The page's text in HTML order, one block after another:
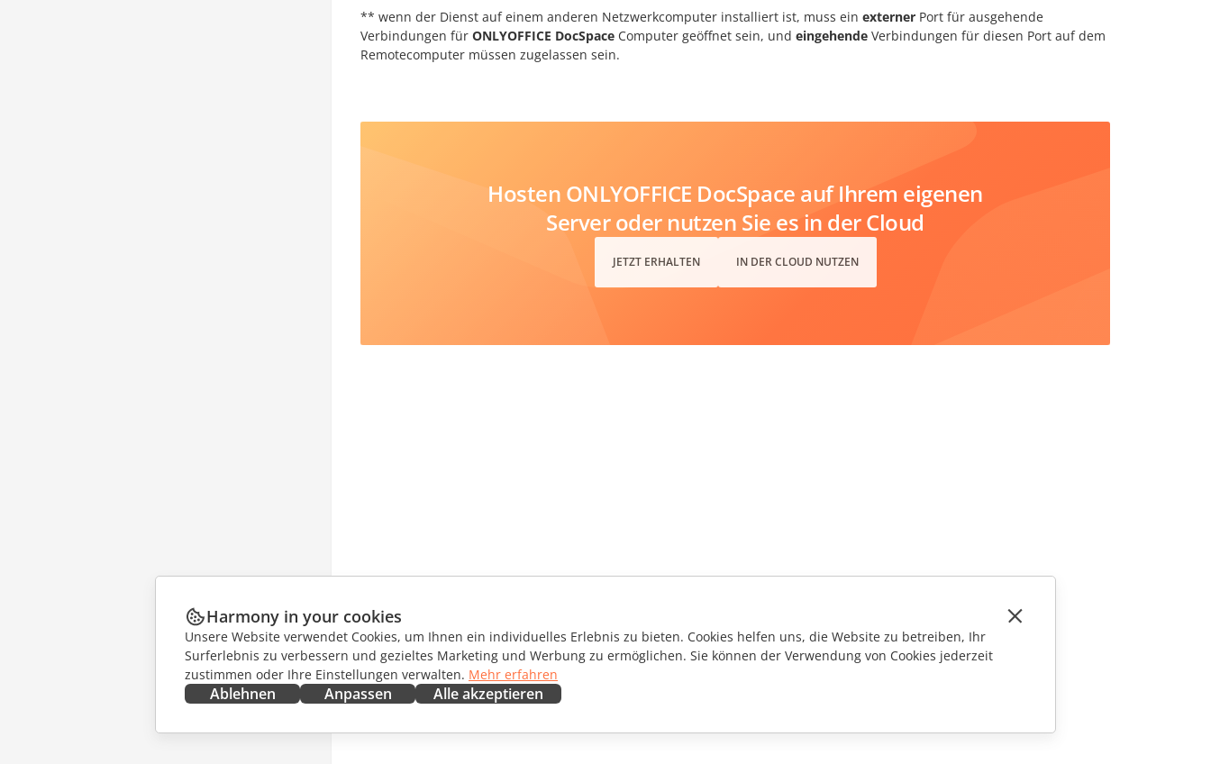
** wenn der Dienst auf einem anderen Netzwerkcomputer installiert ist, muss ein externer Port für ausgehende
Verbindungen für ONLYOFFICE DocSpace Computer geöffnet sein, und eingehende Verbindungen für diesen Port auf dem
Remotecomputer müssen zugelassen sein.
Hosten ONLYOFFICE DocSpace auf Ihrem eigenen
Server oder nutzen Sie es in der Cloud
JETZT ERHALTEN IN DER CLOUD NUTZEN
Harmony in your cookies
Unsere Website verwendet Cookies, um Ihnen ein individuelles Erlebnis zu bieten. Cookies helfen uns, die Website zu betreiben, Ihr
Surferlebnis zu verbessern und gezieltes Marketing und Werbung zu ermöglichen. Sie können der Verwendung von Cookies jederzeit
zustimmen oder Ihre Einstellungen verwalten. Mehr erfahren
Ablehnen Anpassen Alle akzeptieren